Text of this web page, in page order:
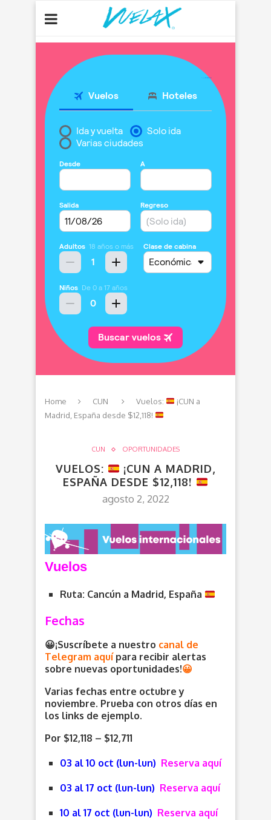
Home CUN Vuelos:
¡CUN a
Madrid, España desde $12,118!
CUN OPORTUNIDADES
VUELOS:
¡CUN A MADRID,
ESPAÑA DESDE $12,118!
agosto 2, 2022
Vuelos
Ruta: Cancún a Madrid, España
Fechas
😀¡Suscríbete a nuestro canal de
Telegram aquí para recibir alertas
sobre nuevas oportunidades!😀
Varias fechas entre octubre y
noviembre. Prueba con otros días en
los links de ejemplo.
Por $12,118 – $12,711
03 al 10 oct (lun-lun) Reserva aquí
03 al 17 oct (lun-lun) Reserva aquí
10 al 17 oct (lun-lun) Reserva aquí